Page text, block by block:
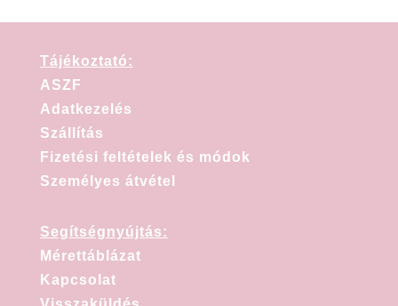
Tájékoztató:
ASZF
Adatkezelés
Szállítás
Fizetési feltételek és módok
Személyes átvétel
Segítségnyújtás:
Mérettáblázat
Kapcsolat